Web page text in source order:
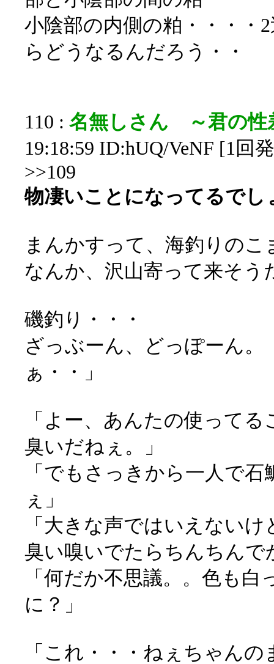
小陰部の内側の粕・・・・
らどうなるんだろう・・
110 : 名無しさん ～君の性
19:18:59 ID:hUQ/VeNF [1回
>>109
物凄いことになってるでし
まんかすって、海釣りの
なんか、沢山寄って来そう
磯釣り・・・
ざっぶーん、どっぽーん。
ぁ・・」
「よー、あんたの使って
臭いだねぇ。」
「でもさっきから一人で
ぇ」
「大きな声ではいえない
臭い嗅いでたらちんちん
「何だか不思議。。色も
に？」
「これ・・・ねぇちゃん